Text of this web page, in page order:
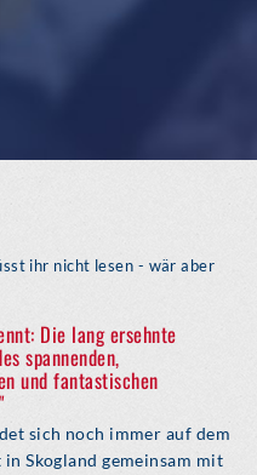
ihr nicht lesen - wär aber
Die lang ersehnte
spannenden,
und fantastischen
sich noch immer auf dem
Skogland gemeinsam mit